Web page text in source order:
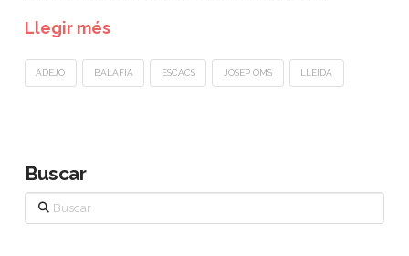
Llegir més
ADEJO BALÀFIA ESCACS JOSEP OMS LLEIDA
Buscar
Buscar